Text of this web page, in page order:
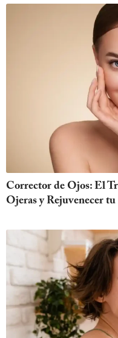
Corrector de Ojos: El
Ojeras y Rejuvenecer